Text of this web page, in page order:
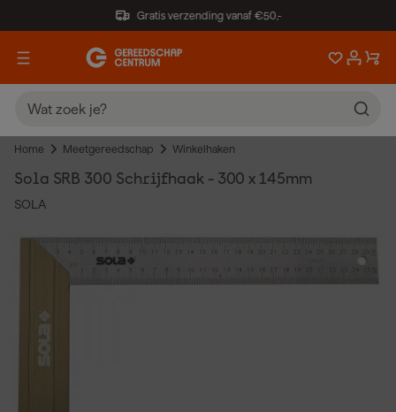
Gratis verzending vanaf €50,-
Home Meetgereedschap Winkelhaken
Sola SRB 300 Schrijfhaak - 300 x 145mm
SOLA